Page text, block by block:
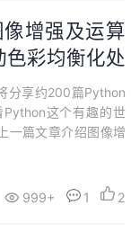
增强及运算
彩均衡化处
分享约200篇Python
这个有趣的世
一篇文章介绍图像增
望文章对您有所帮
999+ 1 2